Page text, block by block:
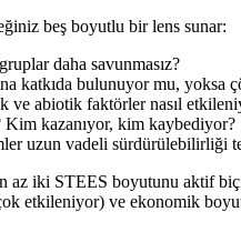
beş boyutlu bir lens sunar:
daha savunmasız?
katkıda bulunuyor mu, yoksa
ve abiotik faktörler nasıl
kazanıyor, kim kaybediyor?
uzun vadeli sürdürülebilirliği
iki STEES boyutunu aktif
etkileniyor) ve ekonomik